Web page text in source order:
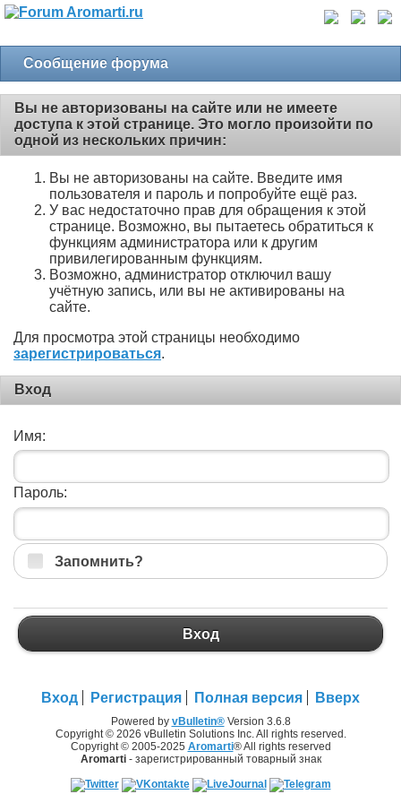
Сообщение форума
Вы не авторизованы на сайте или не имеете
доступа к этой странице. Это могло произойти по
одной из нескольких причин:
Вы не авторизованы на сайте. Введите имя
пользователя и пароль и попробуйте ещё раз.
У вас недостаточно прав для обращения к этой
странице. Возможно, вы пытаетесь обратиться к
функциям администратора или к другим
привилегированным функциям.
Возможно, администратор отключил вашу
учётную запись, или вы не активированы на
сайте.
Для просмотра этой страницы необходимо
зарегистрироваться.
Вход
Имя:
Пароль:
Запомнить?
Вход
Вход Регистрация Полная версия Вверх
Powered by vBulletin®Version 3.6.8
Copyright © 2026 vBulletin Solutions Inc. All rights reserved.
Copyright © 2005-2025 Aromarti® All rights reserved
Aromarti- зарегистрированный товарный знак